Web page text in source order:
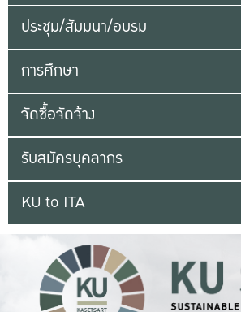
ประชุม/สัมมนา/อบรม
การศึกษา
จัดซื้อจัดจ้าง
รับสมัครบุคลากร
KU to ITA